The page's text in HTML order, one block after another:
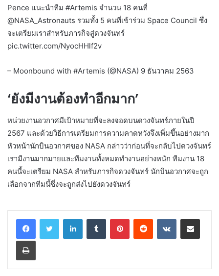
Pence แนะนำทีม #Artemis จำนวน 18 คนที่
@NASA_Astronauts รวมทั้ง 5 คนที่เข้าร่วม Space Council ซึ่ง
จะเตรียมเราสำหรับภารกิจสู่ดวงจันทร์
pic.twitter.com/NyocHHlf2v
– Moonbound with #Artemis (@NASA) 9 ธันวาคม 2563
‘ยังมีงานต้องทำอีกมาก’
หน่วยงานอวกาศมีเป้าหมายที่จะลงจอดบนดวงจันทร์ภายในปี
2567 และด้วยวิธีการเตรียมการความคาดหวังจึงเพิ่มขึ้นอย่างมาก
หัวหน้านักบินอวกาศของ NASA กล่าวว่าก่อนที่จะกลับไปดวงจันทร์
เรามีงานมากมายและทีมงานทั้งหมดทำงานอย่างหนัก ทีมงาน 18
คนนี้จะเตรียม NASA สำหรับภารกิจดวงจันทร์ นักบินอวกาศจะถูก
เลือกจากทีมนี้ซึ่งจะถูกส่งไปยังดวงจันทร์
LinkedInTumblr PinterestReddit VKontakteShare via Email
Print